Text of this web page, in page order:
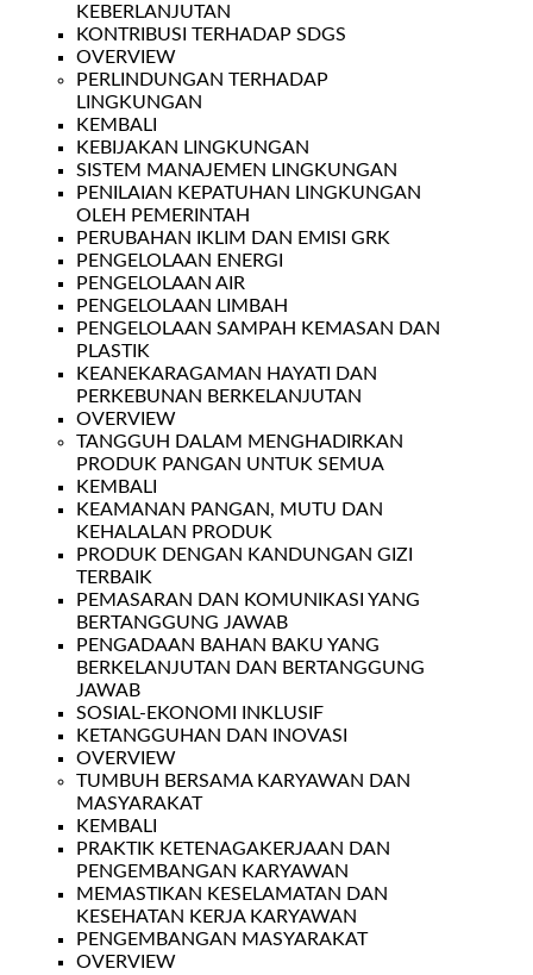
KEBERLANJUTAN
KONTRIBUSI TERHADAP SDGS
OVERVIEW
PERLINDUNGAN TERHADAP
LINGKUNGAN
KEMBALI
KEBIJAKAN LINGKUNGAN
SISTEM MANAJEMEN LINGKUNGAN
PENILAIAN KEPATUHAN LINGKUNGAN
OLEH PEMERINTAH
PERUBAHAN IKLIM DAN EMISI GRK
PENGELOLAAN ENERGI
PENGELOLAAN AIR
PENGELOLAAN LIMBAH
PENGELOLAAN SAMPAH KEMASAN DAN
PLASTIK
KEANEKARAGAMAN HAYATI DAN
PERKEBUNAN BERKELANJUTAN
OVERVIEW
TANGGUH DALAM MENGHADIRKAN
PRODUK PANGAN UNTUK SEMUA
KEMBALI
KEAMANAN PANGAN, MUTU DAN
KEHALALAN PRODUK
PRODUK DENGAN KANDUNGAN GIZI
TERBAIK
PEMASARAN DAN KOMUNIKASI YANG
BERTANGGUNG JAWAB
PENGADAAN BAHAN BAKU YANG
BERKELANJUTAN DAN BERTANGGUNG
JAWAB
SOSIAL-EKONOMI INKLUSIF
KETANGGUHAN DAN INOVASI
OVERVIEW
TUMBUH BERSAMA KARYAWAN DAN
MASYARAKAT
KEMBALI
PRAKTIK KETENAGAKERJAAN DAN
PENGEMBANGAN KARYAWAN
MEMASTIKAN KESELAMATAN DAN
KESEHATAN KERJA KARYAWAN
PENGEMBANGAN MASYARAKAT
OVERVIEW